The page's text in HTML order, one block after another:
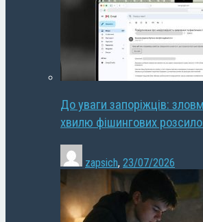
До уваги запоріжців:
хвилю фішингових
zapsich, 23/07/2026